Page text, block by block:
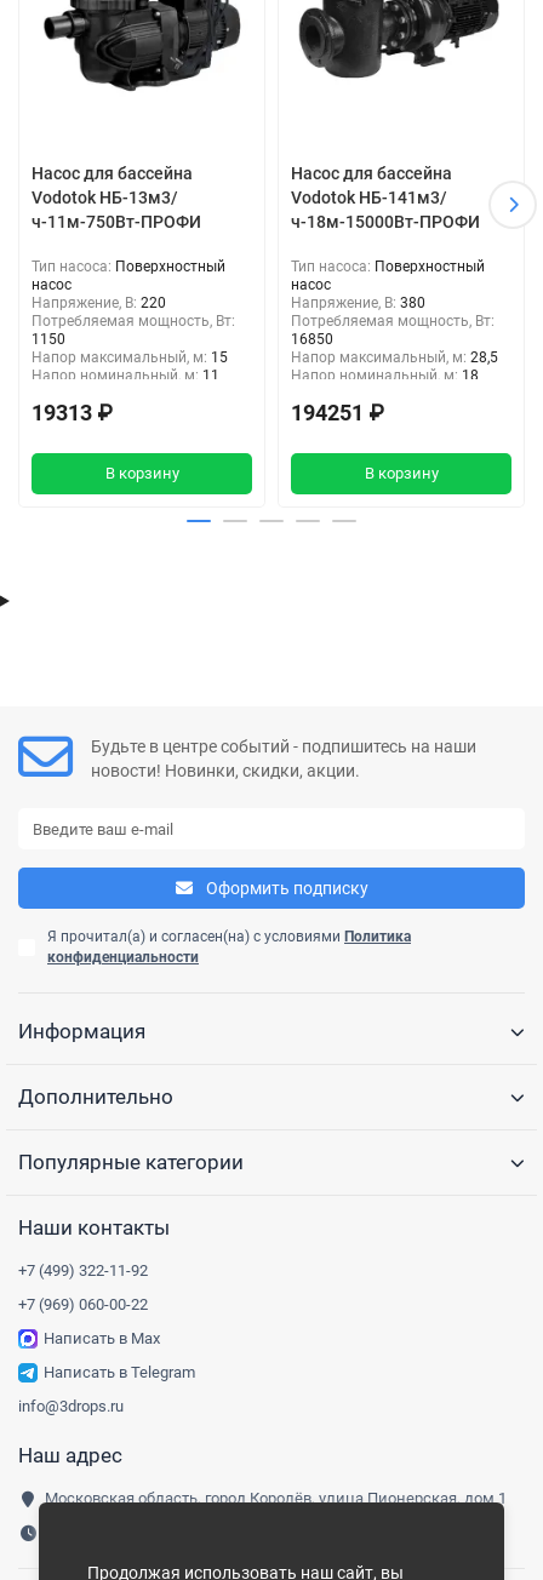
Насос для бассейна
Vodotok НБ-13м3/
ч-11м-750Вт-ПРОФИ
Тип насоса: Поверхностный
насос
Напряжение, В: 220
Потребляемая мощность, Вт:
1150
Напор максимальный, м: 15
Напор номинальный, м: 11
Выходное отверстие, дюйм:
19313 ₽
В корзину
Насос для бассейна
Vodotok НБ-141м3/
ч-18м-15000Вт-ПРОФИ
Тип насоса: Поверхностный
насос
Напряжение, В: 380
Потребляемая мощность, Вт:
16850
Напор максимальный, м: 28,5
Напор номинальный, м: 18
Выходное отверстие, дюйм:
194251 ₽
В корзину
Будьте в центре событий - подпишитесь на наши
новости! Новинки, скидки, акции.
Оформить подписку
Я прочитал(а) и согласен(на) с условиями Политика
конфиденциальности
Информация
Дополнительно
Популярные категории
Наши контакты
+7 (499) 322-11-92
+7 (969) 060-00-22
Написать в Max
Написать в Telegram
info@3drops.ru
Наш адрес
Московская область, город Королёв, улица Пионерская, дом 1
Продолжая использовать наш сайт, вы